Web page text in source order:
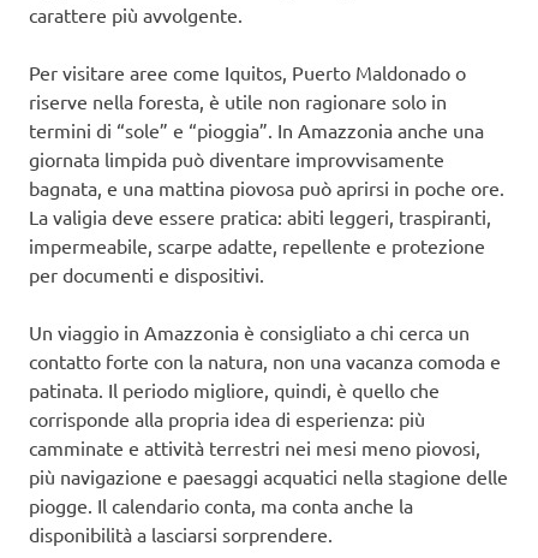
carattere più avvolgente.
Per visitare aree come Iquitos, Puerto Maldonado o
riserve nella foresta, è utile non ragionare solo in
termini di “sole” e “pioggia”. In Amazzonia anche una
giornata limpida può diventare improvvisamente
bagnata, e una mattina piovosa può aprirsi in poche ore.
La valigia deve essere pratica: abiti leggeri, traspiranti,
impermeabile, scarpe adatte, repellente e protezione
per documenti e dispositivi.
Un viaggio in Amazzonia è consigliato a chi cerca un
contatto forte con la natura, non una vacanza comoda e
patinata. Il periodo migliore, quindi, è quello che
corrisponde alla propria idea di esperienza: più
camminate e attività terrestri nei mesi meno piovosi,
più navigazione e paesaggi acquatici nella stagione delle
piogge. Il calendario conta, ma conta anche la
disponibilità a lasciarsi sorprendere.